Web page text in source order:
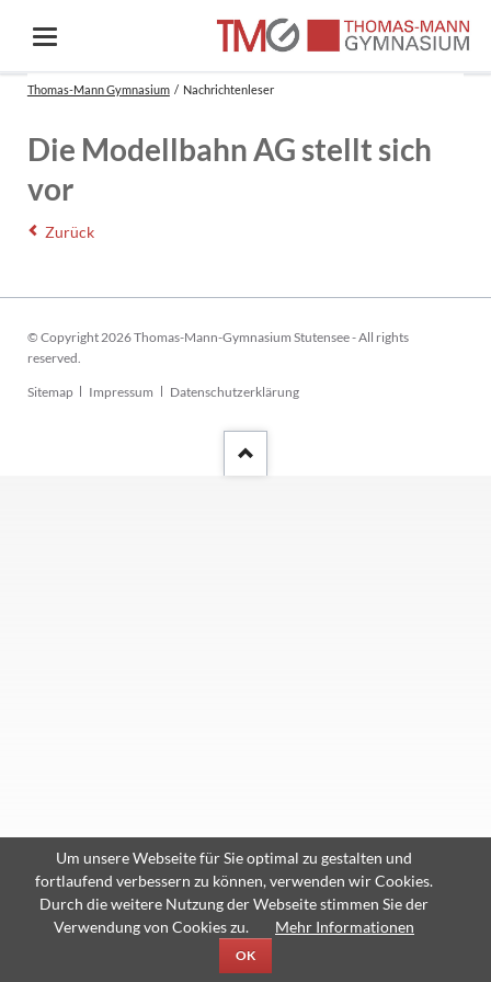
Thomas-Mann Gymnasium Nachrichtenleser
Die Modellbahn AG stellt sich
vor
Zurück
© Copyright 2026 Thomas-Mann-Gymnasium Stutensee - All rights
reserved.
Navigation
Sitemap Impressum Datenschutzerklärung
Um unsere Webseite für Sie optimal zu gestalten und
fortlaufend verbessern zu können, verwenden wir Cookies.
Durch die weitere Nutzung der Webseite stimmen Sie der
Verwendung von Cookies zu.
Mehr Informationen
OK